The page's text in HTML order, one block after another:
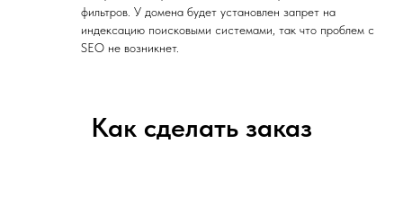
фильтров. У домена будет установлен запрет на
индексацию поисковыми системами, так что проблем с
SEO не возникнет.
Как сделать заказ